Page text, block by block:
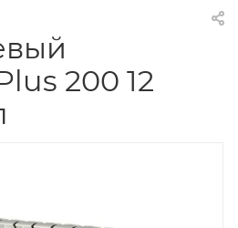
200 12